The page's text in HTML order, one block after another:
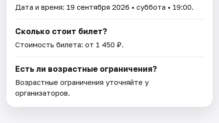
Дата и время: 19 сентября 2026 • суббота • 19:00.
Сколько стоит билет?
Стоимость билета: от 1 450 ₽.
Есть ли возрастные ограничения?
Возрастные ограничения уточняйте у
организаторов.